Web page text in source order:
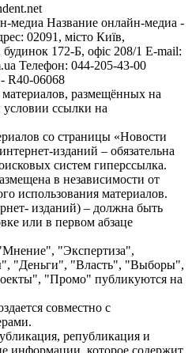
медиа Название онлайн-медиа -
02091, місто Київ,
172-Б, офіс 208/1 E-mail:
Телефон: 044-205-43-00
R40-06068
размещённых на
условии ссылки на
со страницы «Новости
изданий – обязательна
систем гиперссылка.
в независимости от
использования материалов.
изданий) – должна быть
или в первом абзаце
"Экспертиза",
"Деньги", "Власть", "Выборы",
"Промо" публикуются на
совместно с
републикация и
информации, которое содержит